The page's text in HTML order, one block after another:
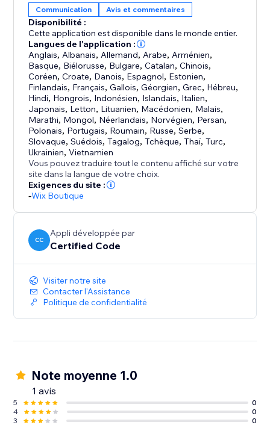
Communication Avis et commentaires
Disponibilité :
Cette application est disponible dans le monde entier.
Langues de l'application :
Anglais, Albanais, Allemand, Arabe, Arménien,
Basque, Biélorusse, Bulgare,Catalan,Chinois,
Coréen,Croate, Danois, Espagnol, Estonien,
Finlandais, Français,Gallois,Géorgien,Grec, Hébreu,
Hindi, Hongrois, Indonésien, Islandais, Italien,
Japonais, Letton, Lituanien, Macédonien, Malais,
Marathi, Mongol, Néerlandais, Norvégien, Persan,
Polonais, Portugais, Roumain, Russe,Serbe,
Slovaque,Suédois,Tagalog,Tchèque,Thaï,Turc,
Ukrainien,Vietnamien
Vous pouvez traduire tout le contenu affiché sur votre
site dans la langue de votre choix.
Exigences du site :
-Wix Boutique
CC
Appli développée par
Certified Code
Visiter notre site
Contacter l'Assistance
Politique de confidentialité
Note moyenne 1.0
1 avis
5
0
4
0
3
0